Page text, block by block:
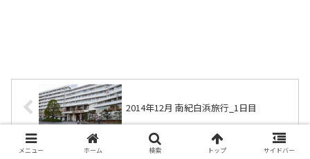
2014年12月 南紀白浜旅行_1日目
メニュー ホーム 検索 トップ サイドバー